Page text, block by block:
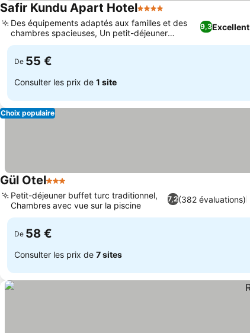
Safir Kundu Apart Hotel4 Étoiles
9,3Excellent
Des équipements adaptés aux familles et des
chambres spacieuses, Un petit-déjeuner
continental et halal varié
De 55 €
Consulter les prix de 1 site
Choix populaire
Gül Otel3 Étoiles
7,2(382 évaluations)
Petit-déjeuner buffet turc traditionnel,
Chambres avec vue sur la piscine
De 58 €
Consulter les prix de 7 sites